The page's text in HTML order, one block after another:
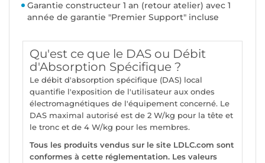
Garantie constructeur 1 an (retour atelier) avec 1
année de garantie "Premier Support" incluse
Qu'est ce que le DAS ou Débit
d'Absorption Spécifique ?
Le débit d'absorption spécifique (DAS) local
quantifie l'exposition de l'utilisateur aux ondes
électromagnétiques de l'équipement concerné. Le
DAS maximal autorisé est de 2 W/kg pour la tête et
le tronc et de 4 W/kg pour les membres.
Tous les produits vendus sur le site LDLC.com sont
conformes à cette réglementation. Les valeurs